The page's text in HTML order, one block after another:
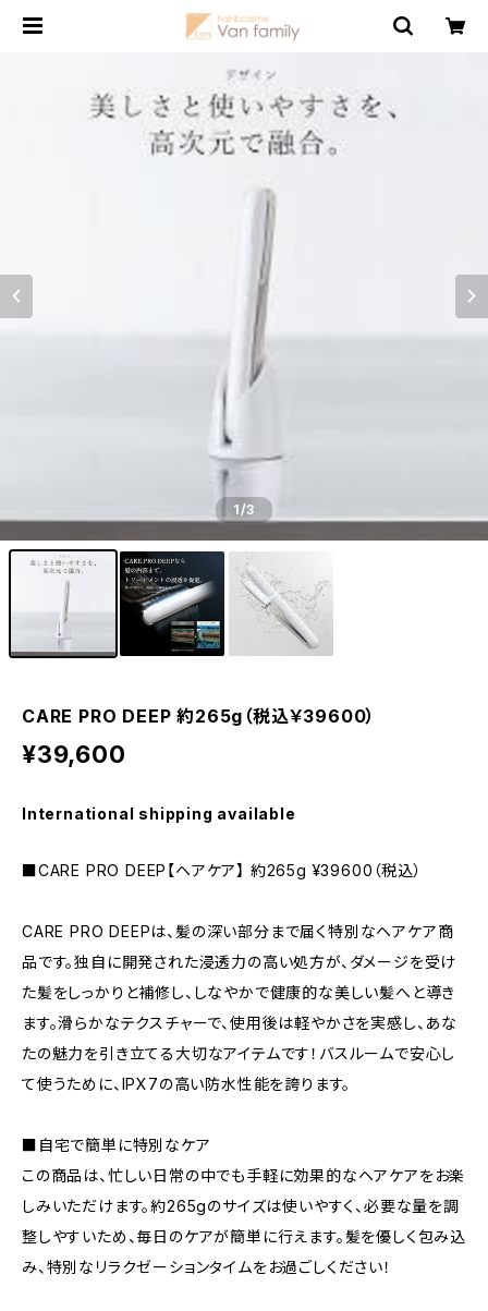
1/3
CARE PRO DEEP 約265g（税込￥39600）
¥39,600
International shipping available
■CARE PRO DEEP【ヘアケア】 約265g ¥39600（税込）
CARE PRO DEEPは、髪の深い部分まで届く特別なヘアケア商
品です。独自に開発された浸透力の高い処方が、ダメージを受け
た髪をしっかりと補修し、しなやかで健康的な美しい髪へと導き
ます。滑らかなテクスチャーで、使用後は軽やかさを実感し、あな
たの魅力を引き立てる大切なアイテムです！バスルームで安心し
て使うために、IPX7の高い防水性能を誇ります。
■自宅で簡単に特別なケア
この商品は、忙しい日常の中でも手軽に効果的なヘアケアをお楽
しみいただけます。約265gのサイズは使いやすく、必要な量を調
整しやすいため、毎日のケアが簡単に行えます。髪を優しく包み込
み、特別なリラクゼーションタイムをお過ごしください！